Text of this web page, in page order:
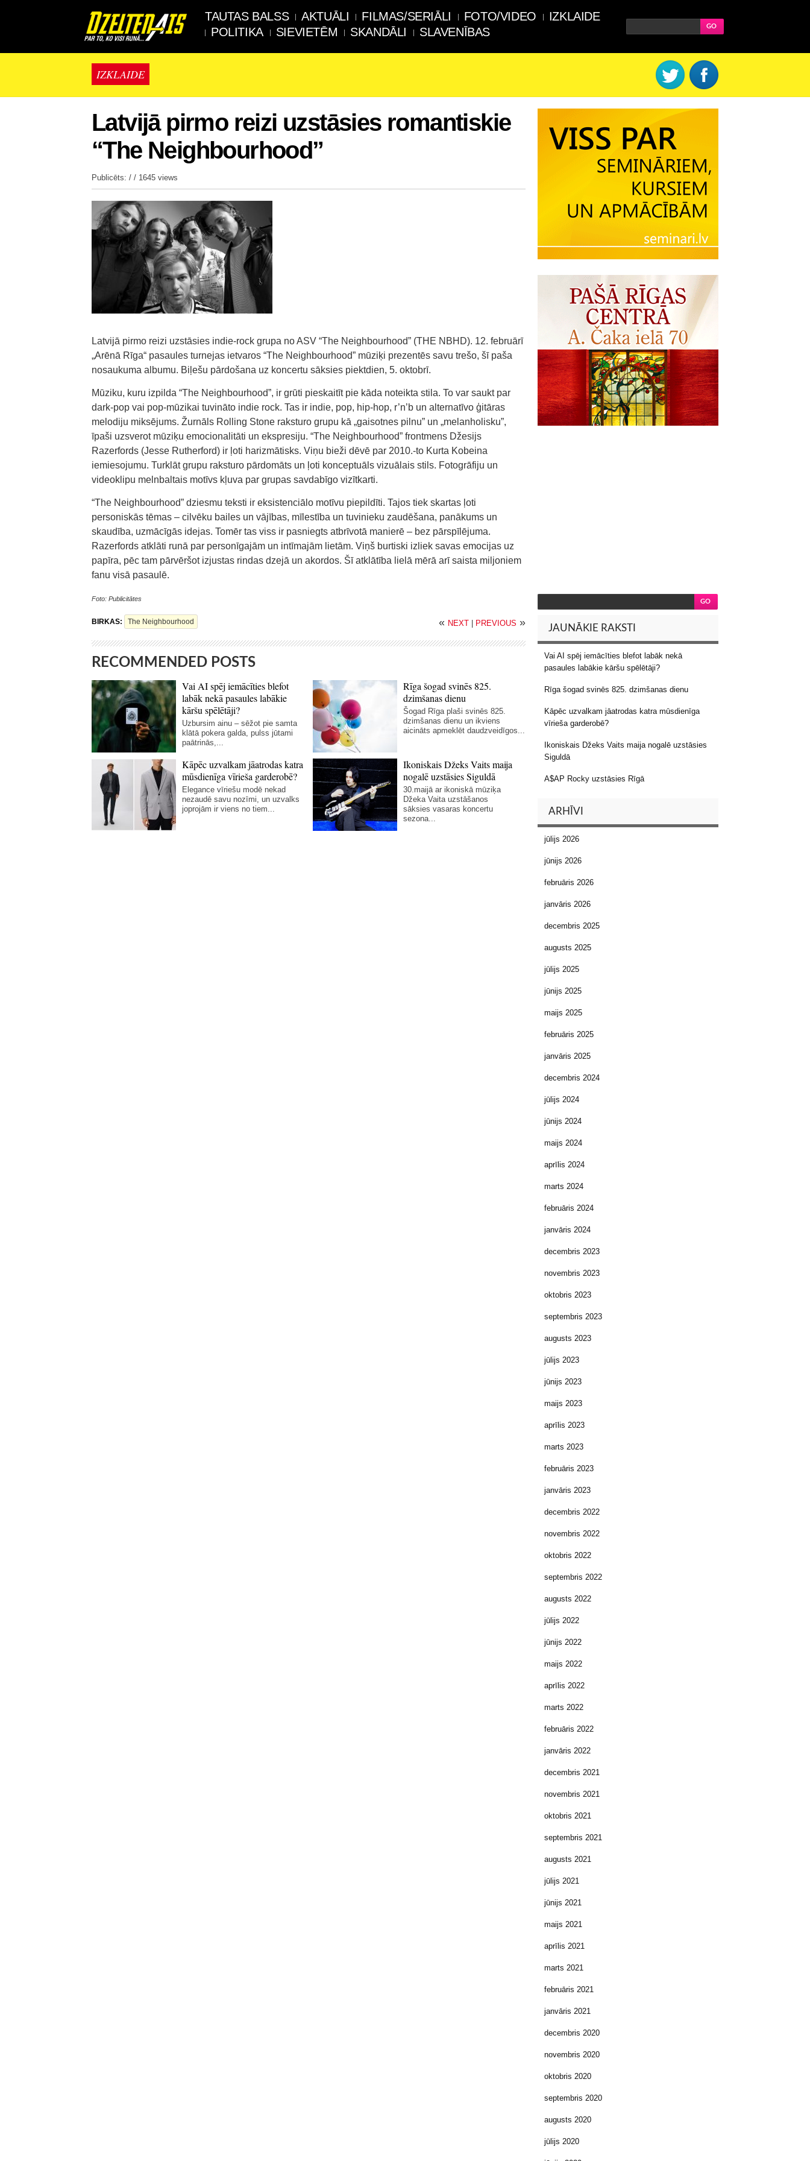
TAUTAS BALSS AKTUĀLI FILMAS/SERIĀLI FOTO/VIDEO
IZKLAIDE
POLITIKA
SIEVIETĒM SKANDĀLI SLAVENĪBAS
IZKLAIDE
Latvijā pirmo reizi uzstāsies romantiskie
“The Neighbourhood”
Publicēts: / / 1645 views
Latvijā pirmo reizi uzstāsies indie-rock grupa no ASV “The Neighbourhood” (THE NBHD). 12. februārī
„Arēnā Rīga“ pasaules turnejas ietvaros “The Neighbourhood” mūziķi prezentēs savu trešo, šī paša
nosaukuma albumu. Biļešu pārdošana uz koncertu sāksies piektdien, 5. oktobrī.
Mūziku, kuru izpilda “The Neighbourhood”, ir grūti pieskaitīt pie kāda noteikta stila. To var saukt par
dark-pop vai pop-mūzikai tuvināto indie rock. Tas ir indie, pop, hip-hop, r’n’b un alternatīvo ģitāras
melodiju miksējums. Žurnāls Rolling Stone raksturo grupu kā „gaisotnes pilnu” un „melanholisku”,
īpaši uzsverot mūziķu emocionalitāti un ekspresiju. “The Neighbourhood” frontmens Džesijs
Razerfords (Jesse Rutherford) ir ļoti harizmātisks. Viņu bieži dēvē par 2010.-to Kurta Kobeina
iemiesojumu. Turklāt grupu raksturo pārdomāts un ļoti konceptuāls vizuālais stils. Fotogrāfiju un
videoklipu melnbaltais motīvs kļuva par grupas savdabīgo vizītkarti.
“The Neighbourhood” dziesmu teksti ir eksistenciālo motīvu piepildīti. Tajos tiek skartas ļoti
personiskās tēmas – cilvēku bailes un vājības, mīlestība un tuvinieku zaudēšana, panākums un
skaudība, uzmācīgās idejas. Tomēr tas viss ir pasniegts atbrīvotā manierē – bez pārspīlējuma.
Razerfords atklāti runā par personīgajām un intīmajām lietām. Viņš burtiski izliek savas emocijas uz
papīra, pēc tam pārvēršot izjustas rindas dzejā un akordos. Šī atklātība lielā mērā arī saista miljoniem
fanu visā pasaulē.
Foto: Publicitātes
BIRKAS: The Neighbourhood « NEXT PREVIOUS »
RECOMMENDED POSTS
Vai AI spēj iemācīties blefot
labāk nekā pasaules labākie
kāršu spēlētāji?
Uzbursim ainu – sēžot pie samta
klātā pokera galda, pulss jūtami
paātrinās,...
Rīga šogad svinēs 825.
dzimšanas dienu
Šogad Rīga plaši svinēs 825.
dzimšanas dienu un ikviens
aicināts apmeklēt daudzveidīgos...
Kāpēc uzvalkam jāatrodas katra
mūsdienīga vīrieša garderobē?
Elegance vīriešu modē nekad
nezaudē savu nozīmi, un uzvalks
joprojām ir viens no tiem...
Ikoniskais Džeks Vaits maija
nogalē uzstāsies Siguldā
30.maijā ar ikoniskā mūziķa
Džeka Vaita uzstāšanos
sāksies vasaras koncertu
sezona...
JAUNĀKIE RAKSTI
Vai AI spēj iemācīties blefot labāk nekā
pasaules labākie kāršu spēlētāji?
Rīga šogad svinēs 825. dzimšanas dienu
Kāpēc uzvalkam jāatrodas katra mūsdienīga
vīrieša garderobē?
Ikoniskais Džeks Vaits maija nogalē uzstāsies
Siguldā
A$AP Rocky uzstāsies Rīgā
ARHĪVI
jūlijs 2026
jūnijs 2026
februāris 2026
janvāris 2026
decembris 2025
augusts 2025
jūlijs 2025
jūnijs 2025
maijs 2025
februāris 2025
janvāris 2025
decembris 2024
jūlijs 2024
jūnijs 2024
maijs 2024
aprīlis 2024
marts 2024
februāris 2024
janvāris 2024
decembris 2023
novembris 2023
oktobris 2023
septembris 2023
augusts 2023
jūlijs 2023
jūnijs 2023
maijs 2023
aprīlis 2023
marts 2023
februāris 2023
janvāris 2023
decembris 2022
novembris 2022
oktobris 2022
septembris 2022
augusts 2022
jūlijs 2022
jūnijs 2022
maijs 2022
aprīlis 2022
marts 2022
februāris 2022
janvāris 2022
decembris 2021
novembris 2021
oktobris 2021
septembris 2021
augusts 2021
jūlijs 2021
jūnijs 2021
maijs 2021
aprīlis 2021
marts 2021
februāris 2021
janvāris 2021
decembris 2020
novembris 2020
oktobris 2020
septembris 2020
augusts 2020
jūlijs 2020